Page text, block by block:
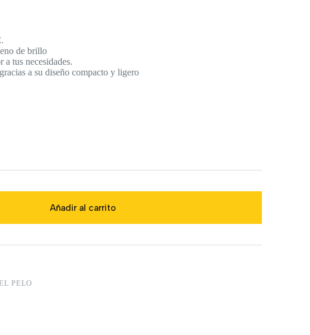
de brillo
a tus necesidades.
a su diseño compacto y ligero
Añadir al carrito
PELO